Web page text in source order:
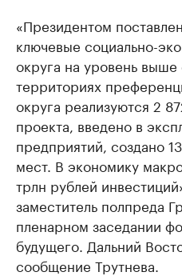
«Президентом
ключевые социально-
округа на уровень
территориях
округа реализуются 2
проекта, введено в
предприятий, создано
мест. В экономику
трлн рублей
заместитель полпреда
пленарном заседании
будущего. Дальний
сообщение Трутнева.